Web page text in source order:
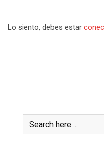
Lo siento, debes estar